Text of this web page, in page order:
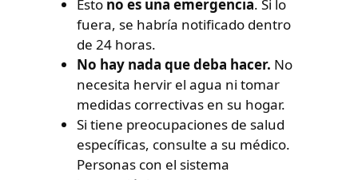
Esto no es una emergencia. Si lo
fuera, se habría notificado dentro
de 24 horas.
No hay nada que deba hacer. No
necesita hervir el agua ni tomar
medidas correctivas en su hogar.
Si tiene preocupaciones de salud
específicas, consulte a su médico.
Personas con el sistema